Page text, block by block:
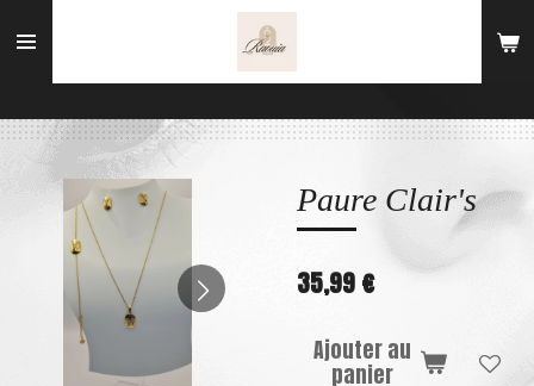
au
Paure Clair's
35,99 €
Ajouter au
panier